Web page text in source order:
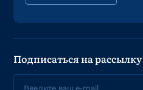
Подписаться на рассылку